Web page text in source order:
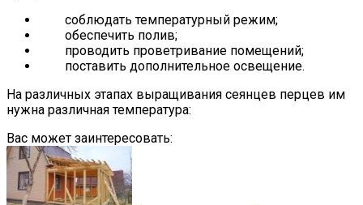
соблюдать температурный режим;
обеспечить полив;
проводить проветривание помещений;
поставить дополнительное освещение.
На различных этапах выращивания сеянцев перцев им
нужна различная температура:
Вас может заинтересовать: